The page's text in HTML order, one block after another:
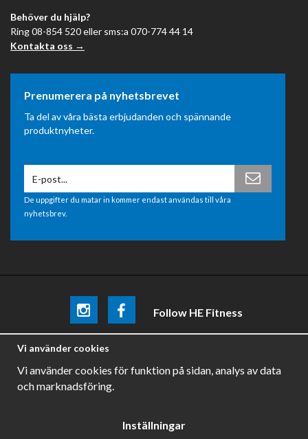
Behöver du hjälp?
Ring 08-854 520 eller sms:a 070-774 44 14
Kontakta oss →
Prenumerera på nyhetsbrevet
Ta del av våra bästa erbjudanden och spännande
produktnyheter.
De uppgifter du matar in kommer endast användas till våra
nyhetsbrev.
Follow HE Fitness
Be the firstto know aboutpromotions, news and training
Vi använder cookies
Vi använder cookies för funktion på sidan, analys av data
och marknadsföring.
Inställningar